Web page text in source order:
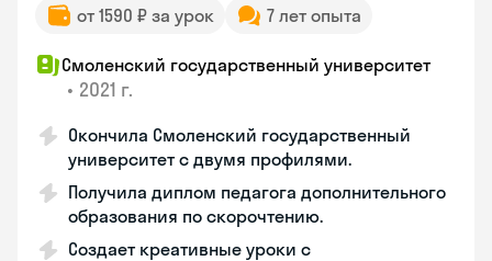
от 1590 ₽ за урок 7 лет опыта
Смоленский государственный университет
• 2021 г.
Окончила Смоленский государственный
университет с двумя профилями.
Получила диплом педагога дополнительного
образования по скорочтению.
Создает креативные уроки с